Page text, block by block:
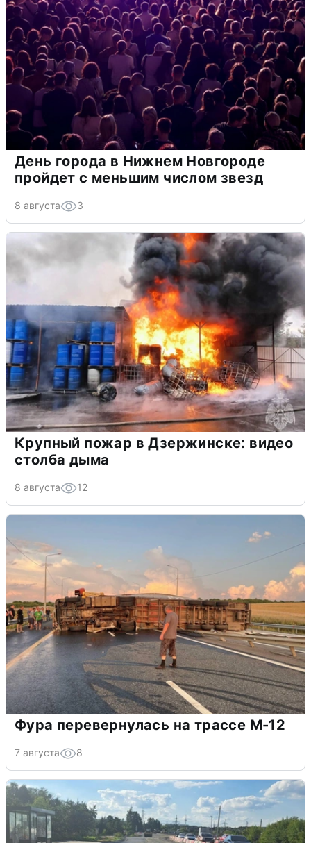
День города в Нижнем Новгороде
пройдет с меньшим числом звезд
8 августа 3
Крупный пожар в Дзержинске: видео
столба дыма
8 августа 12
Фура перевернулась на трассе М-12
7 августа 8